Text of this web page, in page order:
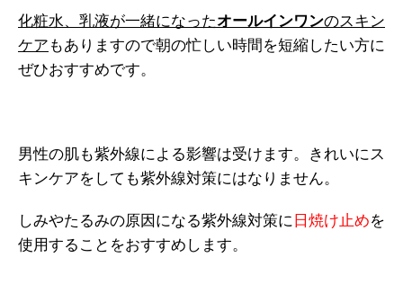
化粧水、乳液が一緒になったオールインワンのスキン
ケア もありますので朝の忙しい時間を短縮したい方に
ぜひおすすめです。
男性の肌も紫外線による影響は受けます。きれいにス
キンケアをしても紫外線対策にはなりません。
しみやたるみの原因になる紫外線対策に 日焼け止めを
使用することをおすすめします。